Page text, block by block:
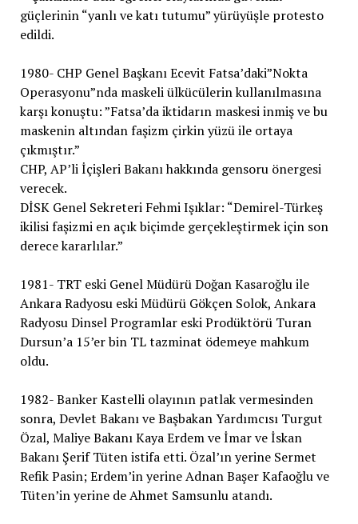
güçlerinin “yanlı ve katı tutumu” yürüyüşle protesto
edildi.
1980- CHP Genel Başkanı Ecevit Fatsa’daki”Nokta
Operasyonu”nda maskeli ülkücülerin kullanılmasına
karşı konuştu: ”Fatsa’da iktidarın maskesi inmiş ve bu
maskenin altından faşizm çirkin yüzü ile ortaya
çıkmıştır.”
CHP, AP’li İçişleri Bakanı hakkında gensoru önergesi
verecek.
DİSK Genel Sekreteri Fehmi Işıklar: “Demirel-Türkeş
ikilisi faşizmi en açık biçimde gerçekleştirmek için son
derece kararlılar.”
1981- TRT eski Genel Müdürü Doğan Kasaroğlu ile
Ankara Radyosu eski Müdürü Gökçen Solok, Ankara
Radyosu Dinsel Programlar eski Prodüktörü Turan
Dursun’a 15’er bin TL tazminat ödemeye mahkum
oldu.
1982- Banker Kastelli olayının patlak vermesinden
sonra, Devlet Bakanı ve Başbakan Yardımcısı Turgut
Özal, Maliye Bakanı Kaya Erdem ve İmar ve İskan
Bakanı Şerif Tüten istifa etti. Özal’ın yerine Sermet
Refik Pasin; Erdem’in yerine Adnan Başer Kafaoğlu ve
Tüten’in yerine de Ahmet Samsunlu atandı.